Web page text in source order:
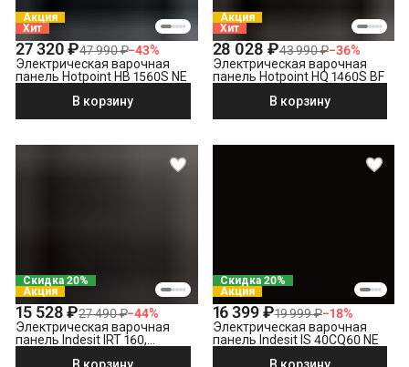
Выезд мастера за административные пределы города
(МСК за МКАД, СПБ за КАД)
Утилизация техники
Демонтаж электрической варочной панели
Акция
Хит
27 320 ₽47 990 ₽−43%
Электрическая варочная
панель Hotpoint HB 1560S NE
В корзину
Акция
Хит
28 028 ₽43 990 ₽−36%
Электрическая варочная
панель Hotpoint HQ 1460S BF
В корзину
Скидка 20%
Акция
15 528 ₽27 490 ₽−44%
Электрическая варочная
панель Indesit IRT 160,
В корзину
Скидка 20%
Акция
16 399 ₽19 999 ₽−18%
Электрическая варочная
панель Indesit IS 40CQ60 NE
В корзину